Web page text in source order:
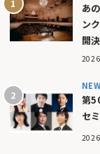
あ
ン
開
第
セ